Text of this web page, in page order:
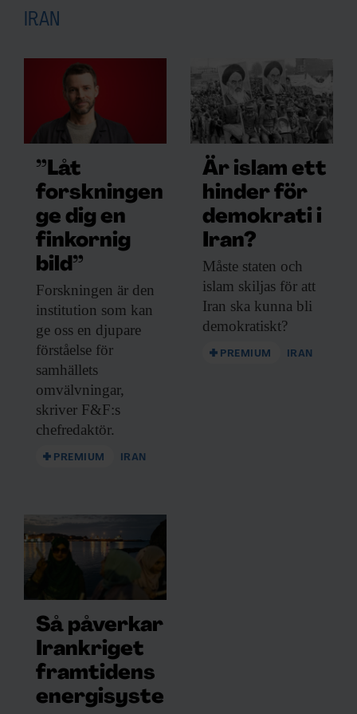
IRAN
”Låt
forskningen
ge dig en
finkornig
bild”
Forskningen är den
institution som kan
ge oss en djupare
förståelse för
samhällets
omvälvningar,
skriver F&F:s
chefredaktör.
PREMIUM IRAN
Är islam ett
hinder för
demokrati i
Iran?
Måste staten och
islam skiljas för att
Iran ska kunna bli
demokratiskt?
PREMIUM IRAN
Så påverkar
Irankriget
framtidens
energisyste